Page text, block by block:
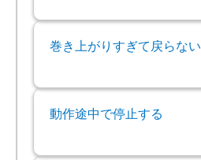
巻き上がりすぎて戻らない
動作途中で停止する